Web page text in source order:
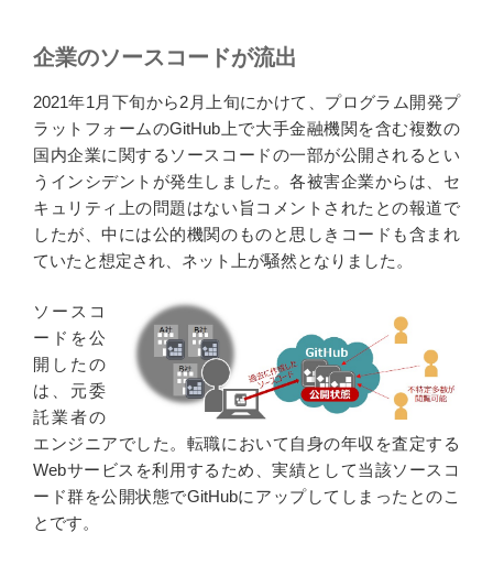
企業のソースコードが流出
2021年1月下旬から2月上旬にかけて、プログラム開発プ
ラットフォームのGitHub上で大手金融機関を含む複数の
国内企業に関するソースコードの一部が公開されるとい
うインシデントが発生しました。各被害企業からは、セ
キュリティ上の問題はない旨コメントされたとの報道で
したが、中には公的機関のものと思しきコードも含まれ
ていたと想定され、ネット上が騒然となりました。
ソースコ
ードを公
開したの
は、元委
託業者の
エンジニアでした。転職において自身の年収を査定する
Webサービスを利用するため、実績として当該ソースコ
ード群を公開状態でGitHubにアップしてしまったとのこ
とです。